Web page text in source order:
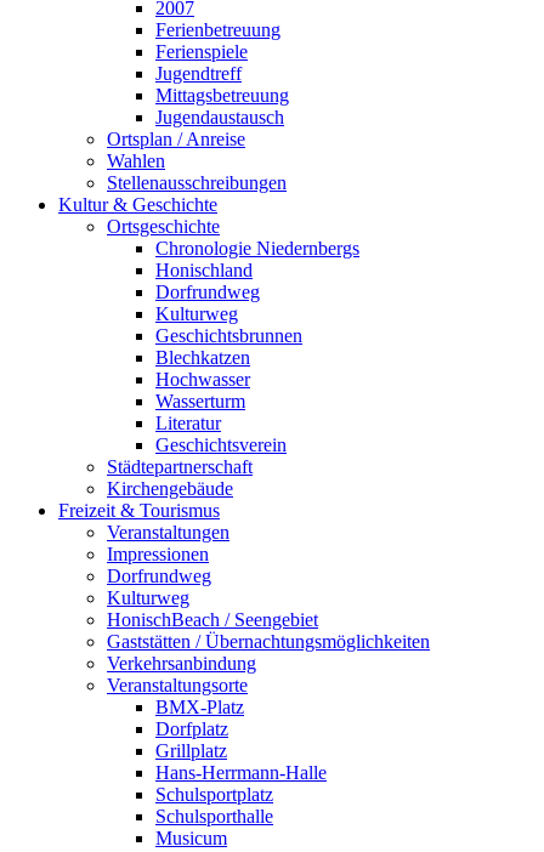
2007
Ferienbetreuung
Ferienspiele
Jugendtreff
Mittagsbetreuung
Jugendaustausch
Ortsplan / Anreise
Wahlen
Stellenausschreibungen
Kultur & Geschichte
Ortsgeschichte
Chronologie Niedernbergs
Honischland
Dorfrundweg
Kulturweg
Geschichtsbrunnen
Blechkatzen
Hochwasser
Wasserturm
Literatur
Geschichtsverein
Städtepartnerschaft
Kirchengebäude
Freizeit & Tourismus
Veranstaltungen
Impressionen
Dorfrundweg
Kulturweg
HonischBeach / Seengebiet
Gaststätten / Übernachtungsmöglichkeiten
Verkehrsanbindung
Veranstaltungsorte
BMX-Platz
Dorfplatz
Grillplatz
Hans-Herrmann-Halle
Schulsportplatz
Schulsporthalle
Musicum